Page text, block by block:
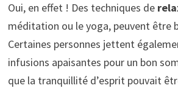
Oui, en effet ! Des techniques de
méditation ou le yoga, peuvent être
Certaines personnes jettent
infusions apaisantes pour un bon
que la tranquillité d’esprit pouvait